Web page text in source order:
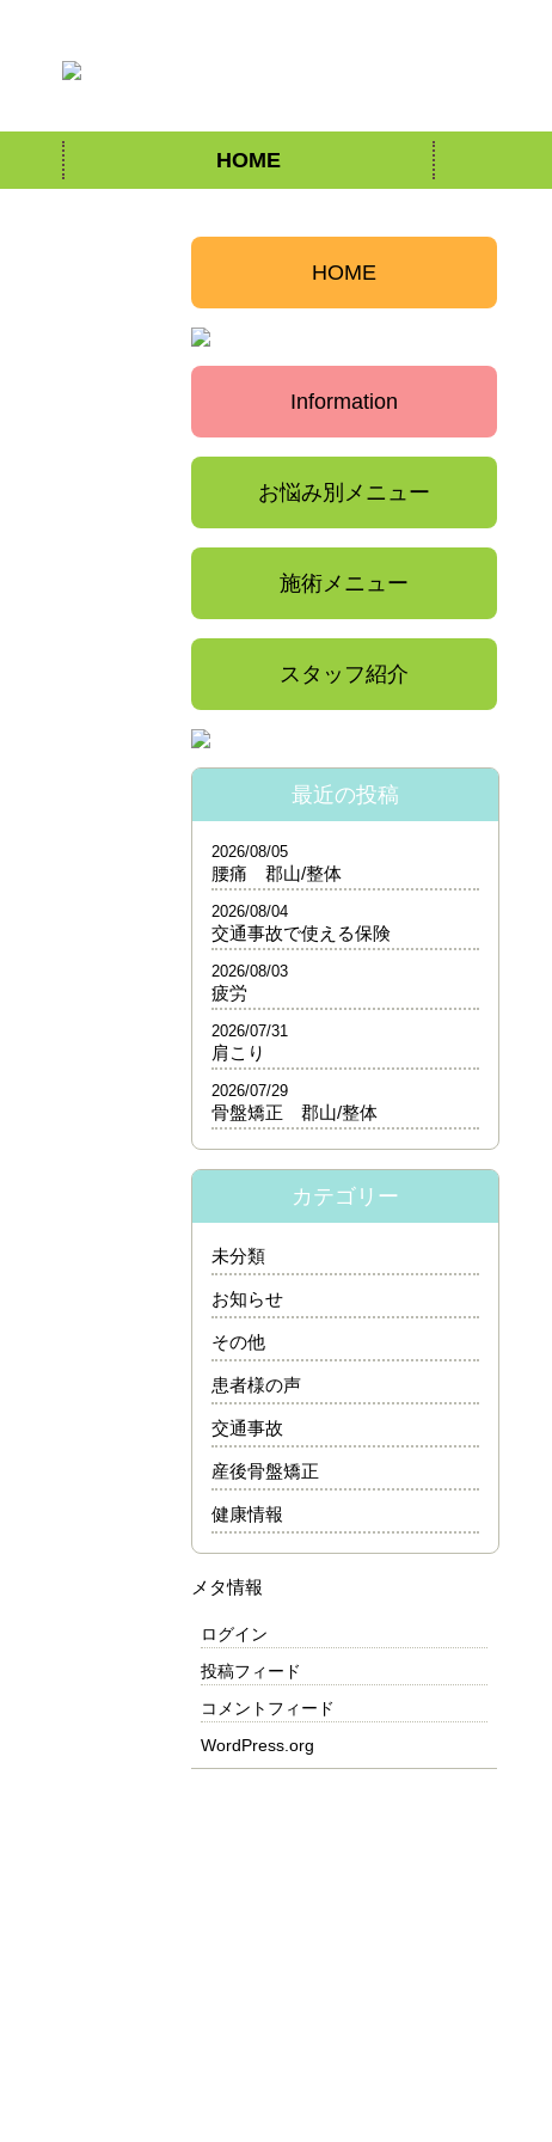
HOME
HOME
Information
お悩み別メニュー
施術メニュー
スタッフ紹介
最近の投稿
腰痛 郡山/整体
2026/08/05
交通事故で使える保険
2026/08/04
疲労
2026/08/03
肩こり
2026/07/31
骨盤矯正 郡山/整体
2026/07/29
カテゴリー
未分類
お知らせ
その他
患者様の声
交通事故
産後骨盤矯正
健康情報
メタ情報
ログイン
投稿フィード
コメントフィード
WordPress.org